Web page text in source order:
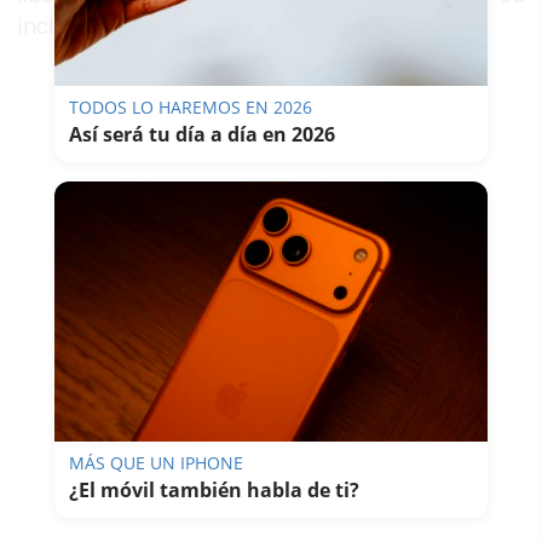
inclusión social".
TODOS LO HAREMOS EN 2026
Así será tu día a día en 2026
MÁS QUE UN IPHONE
¿El móvil también habla de ti?